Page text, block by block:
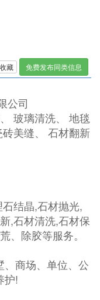
收藏 免费发布同类信息
公司
玻璃清洗、 地毯
美缝、 石材翻新
结晶,石材抛光,
,石材清洗,石材保
、除胶等服务。
商场、单位、公
护!